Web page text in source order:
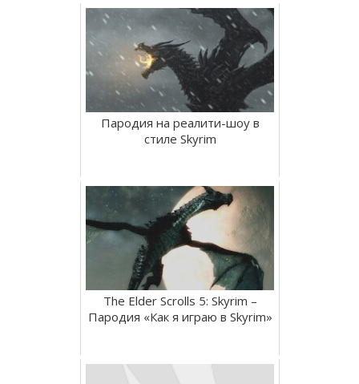
Пародия на реалити-шоу в
стиле Skyrim
The Elder Scrolls 5: Skyrim –
Пародия «Как я играю в Skyrim»